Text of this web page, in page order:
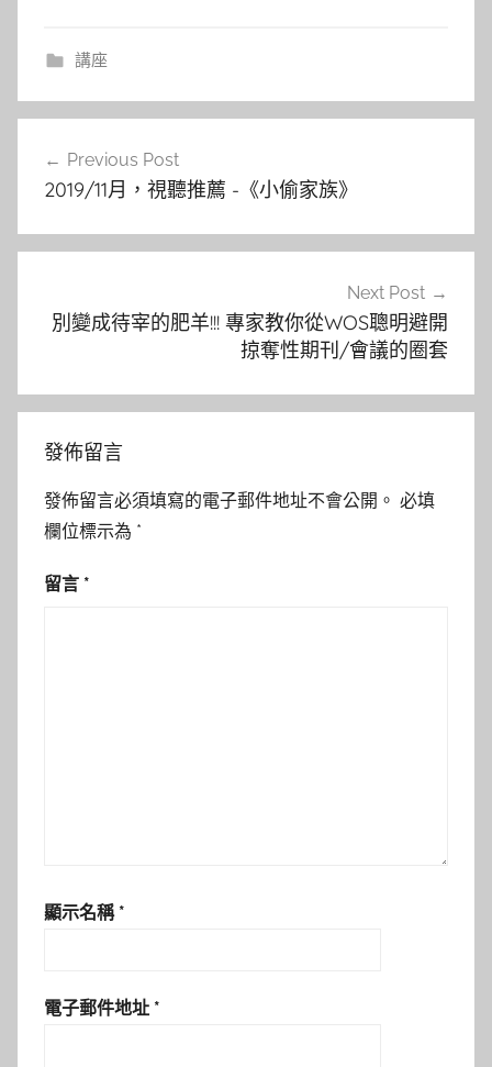
講座
覽
Previous Post
2019/11月，視聽推薦 -《小偷家族》
Next Post
別變成待宰的肥羊!!! 專家教你從WOS聰明避開
掠奪性期刊/會議的圈套
發佈留言
發佈留言必須填寫的電子郵件地址不會公開。 必填
欄位標示為 *
留言 *
顯示名稱 *
電子郵件地址 *